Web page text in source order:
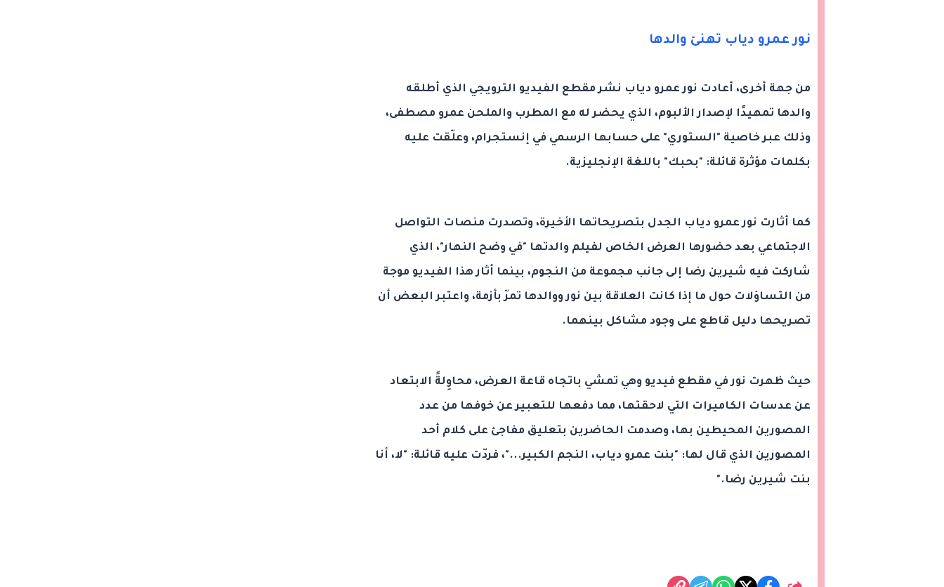
نور عمرو دياب تهنئ والدها
من جهة أخرى، أعادت نور عمرو دياب نشر مقطع الفيديو الترويجي الذي أطلقه
والدها تمهيدًا لإصدار الألبوم، الذي يحضر له مع المطرب والملحن عمرو مصطفى،
وذلك عبر خاصية "الستوري" على حسابها الرسمي في إنستجرام، وعلّقت عليه
بكلمات مؤثرة قائلة: "بحبك" باللغة الإنجليزية.
كما أثارت نور عمرو دياب الجدل بتصريحاتها الأخيرة، وتصدرت منصات التواصل
الاجتماعي بعد حضورها العرض الخاص لفيلم والدتها "في وضح النهار"، الذي
شاركت فيه شيرين رضا إلى جانب مجموعة من النجوم، بينما أثار هذا الفيديو موجة
من التساؤلات حول ما إذا كانت العلاقة بين نور ووالدها تمرّ بأزمة، واعتبر البعض أن
تصريحها دليل قاطع على وجود مشاكل بينهما.
حيث ظهرت نور في مقطع فيديو وهي تمشي باتجاه قاعة العرض، محاوِلةً الابتعاد
عن عدسات الكاميرات التي لاحقتها، مما دفعها للتعبير عن خوفها من عدد
المصورين المحيطين بها، وصدمت الحاضرين بتعليق مفاجئ على كلام أحد
المصورين الذي قال لها: "بنت عمرو دياب، النجم الكبير..."، فردّت عليه قائلة: "لا، أنا
بنت شيرين رضا."